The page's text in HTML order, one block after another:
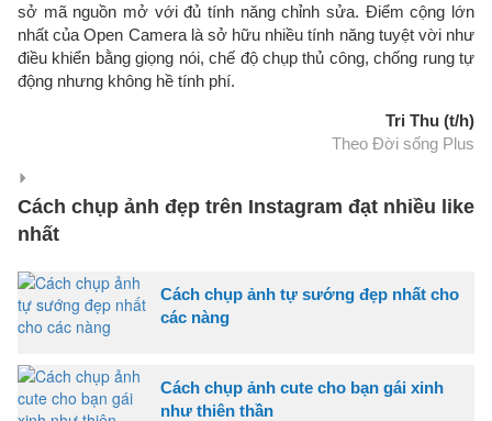
sở mã nguồn mở với đủ tính năng chỉnh sửa. Điểm cộng lớn
nhất của Open Camera là sở hữu nhiều tính năng tuyệt vời như
điều khiển bằng giọng nói, chế độ chụp thủ công, chống rung tự
động nhưng không hề tính phí.
Tri Thu (t/h)
Theo Đời sống Plus
Cách chụp ảnh đẹp trên Instagram đạt nhiều like
nhất
Cách chụp ảnh tự sướng đẹp nhất cho
các nàng
Cách chụp ảnh cute cho bạn gái xinh
như thiên thần